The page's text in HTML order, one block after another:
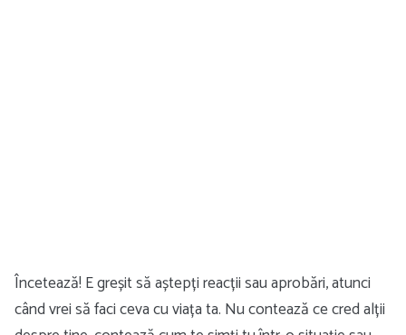
Încetează! E greșit să aștepți reacții sau aprobări, atunci
când vrei să faci ceva cu viața ta. Nu contează ce cred alții